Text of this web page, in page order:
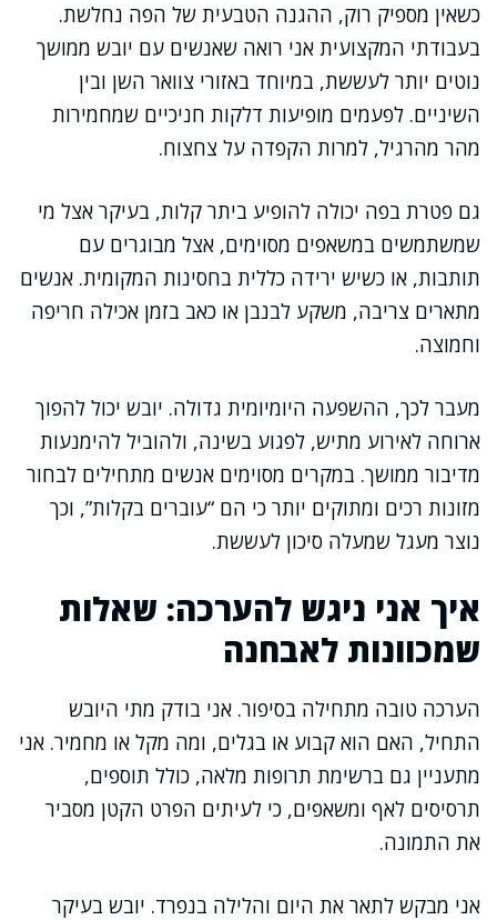
כשאין מספיק רוק, ההגנה הטבעית של הפה נחלשת.
בעבודתי המקצועית אני רואה שאנשים עם יובש ממושך
נוטים יותר לעששת, במיוחד באזורי צוואר השן ובין
השיניים. לפעמים מופיעות דלקות חניכיים שמחמירות
מהר מהרגיל, למרות הקפדה על צחצוח.
גם פטרת בפה יכולה להופיע ביתר קלות, בעיקר אצל מי
שמשתמשים במשאפים מסוימים, אצל מבוגרים עם
תותבות, או כשיש ירידה כללית בחסינות המקומית. אנשים
מתארים צריבה, משקע לבנבן או כאב בזמן אכילה חריפה
וחמוצה.
מעבר לכך, ההשפעה היומיומית גדולה. יובש יכול להפוך
ארוחה לאירוע מתיש, לפגוע בשינה, ולהוביל להימנעות
מדיבור ממושך. במקרים מסוימים אנשים מתחילים לבחור
מזונות רכים ומתוקים יותר כי הם “עוברים בקלות”, וכך
נוצר מעגל שמעלה סיכון לעששת.
איך אני ניגש להערכה: שאלות
שמכוונות לאבחנה
הערכה טובה מתחילה בסיפור. אני בודק מתי היובש
התחיל, האם הוא קבוע או בגלים, ומה מקל או מחמיר. אני
מתעניין גם ברשימת תרופות מלאה, כולל תוספים,
תרסיסים לאף ומשאפים, כי לעיתים הפרט הקטן מסביר
את התמונה.
אני מבקש לתאר את היום והלילה בנפרד. יובש בעיקר